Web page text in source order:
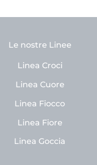
Le nostre Linee
Linea Croci
Linea Cuore
Linea Fiocco
Linea Fiore
Linea Goccia